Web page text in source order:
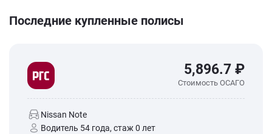
Последние купленные полисы
5,896.7 ₽
Стоимость ОСАГО
Nissan Note
Водитель 54 года, стаж 0 лет